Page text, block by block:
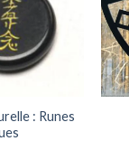
: Runes